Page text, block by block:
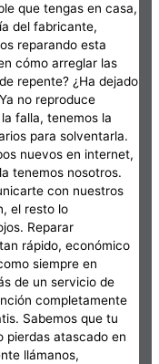
que tengas en casa,
del fabricante,
reparando esta
cómo arreglar las
repente? ¿Ha dejado
no reproduce
falla, tenemos la
para solventarla.
nuevos en internet,
tenemos nosotros.
con nuestros
el resto lo
Reparar
rápido, económico
siempre en
de un servicio de
completamente
Sabemos que tu
pierdas atascado en
llámanos,